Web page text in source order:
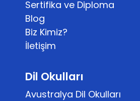
Sertifika ve Diploma
Blog
Biz Kimiz?
İletişim
Dil Okulları
Avustralya Dil Okulları